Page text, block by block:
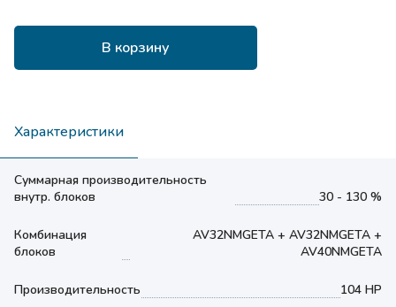
В корзину
Характеристики
Суммарная производительность
внутр. блоков
30 - 130 %
Комбинация
блоков
AV32NMGETA + AV32NMGETA +
AV40NMGETA
Производительность 104 HP